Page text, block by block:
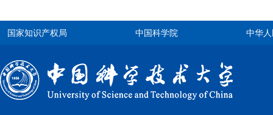
国家知识产权局 中国科学院 中华